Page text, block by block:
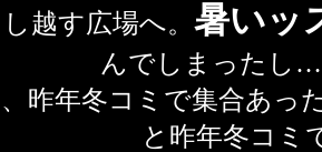
越す広場へ。 暑いッ
んでしまったし
昨年冬コミで集合あっ
と昨年冬コミ